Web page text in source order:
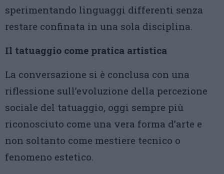
sperimentando linguaggi differenti senza
restare confinata in una sola disciplina.
Il tatuaggio come pratica artistica
La conversazione si è conclusa con una
riflessione sull’evoluzione della percezione
sociale del tatuaggio, oggi sempre più
riconosciuto come una vera forma d’arte e
non soltanto come mestiere tecnico o
fenomeno estetico.